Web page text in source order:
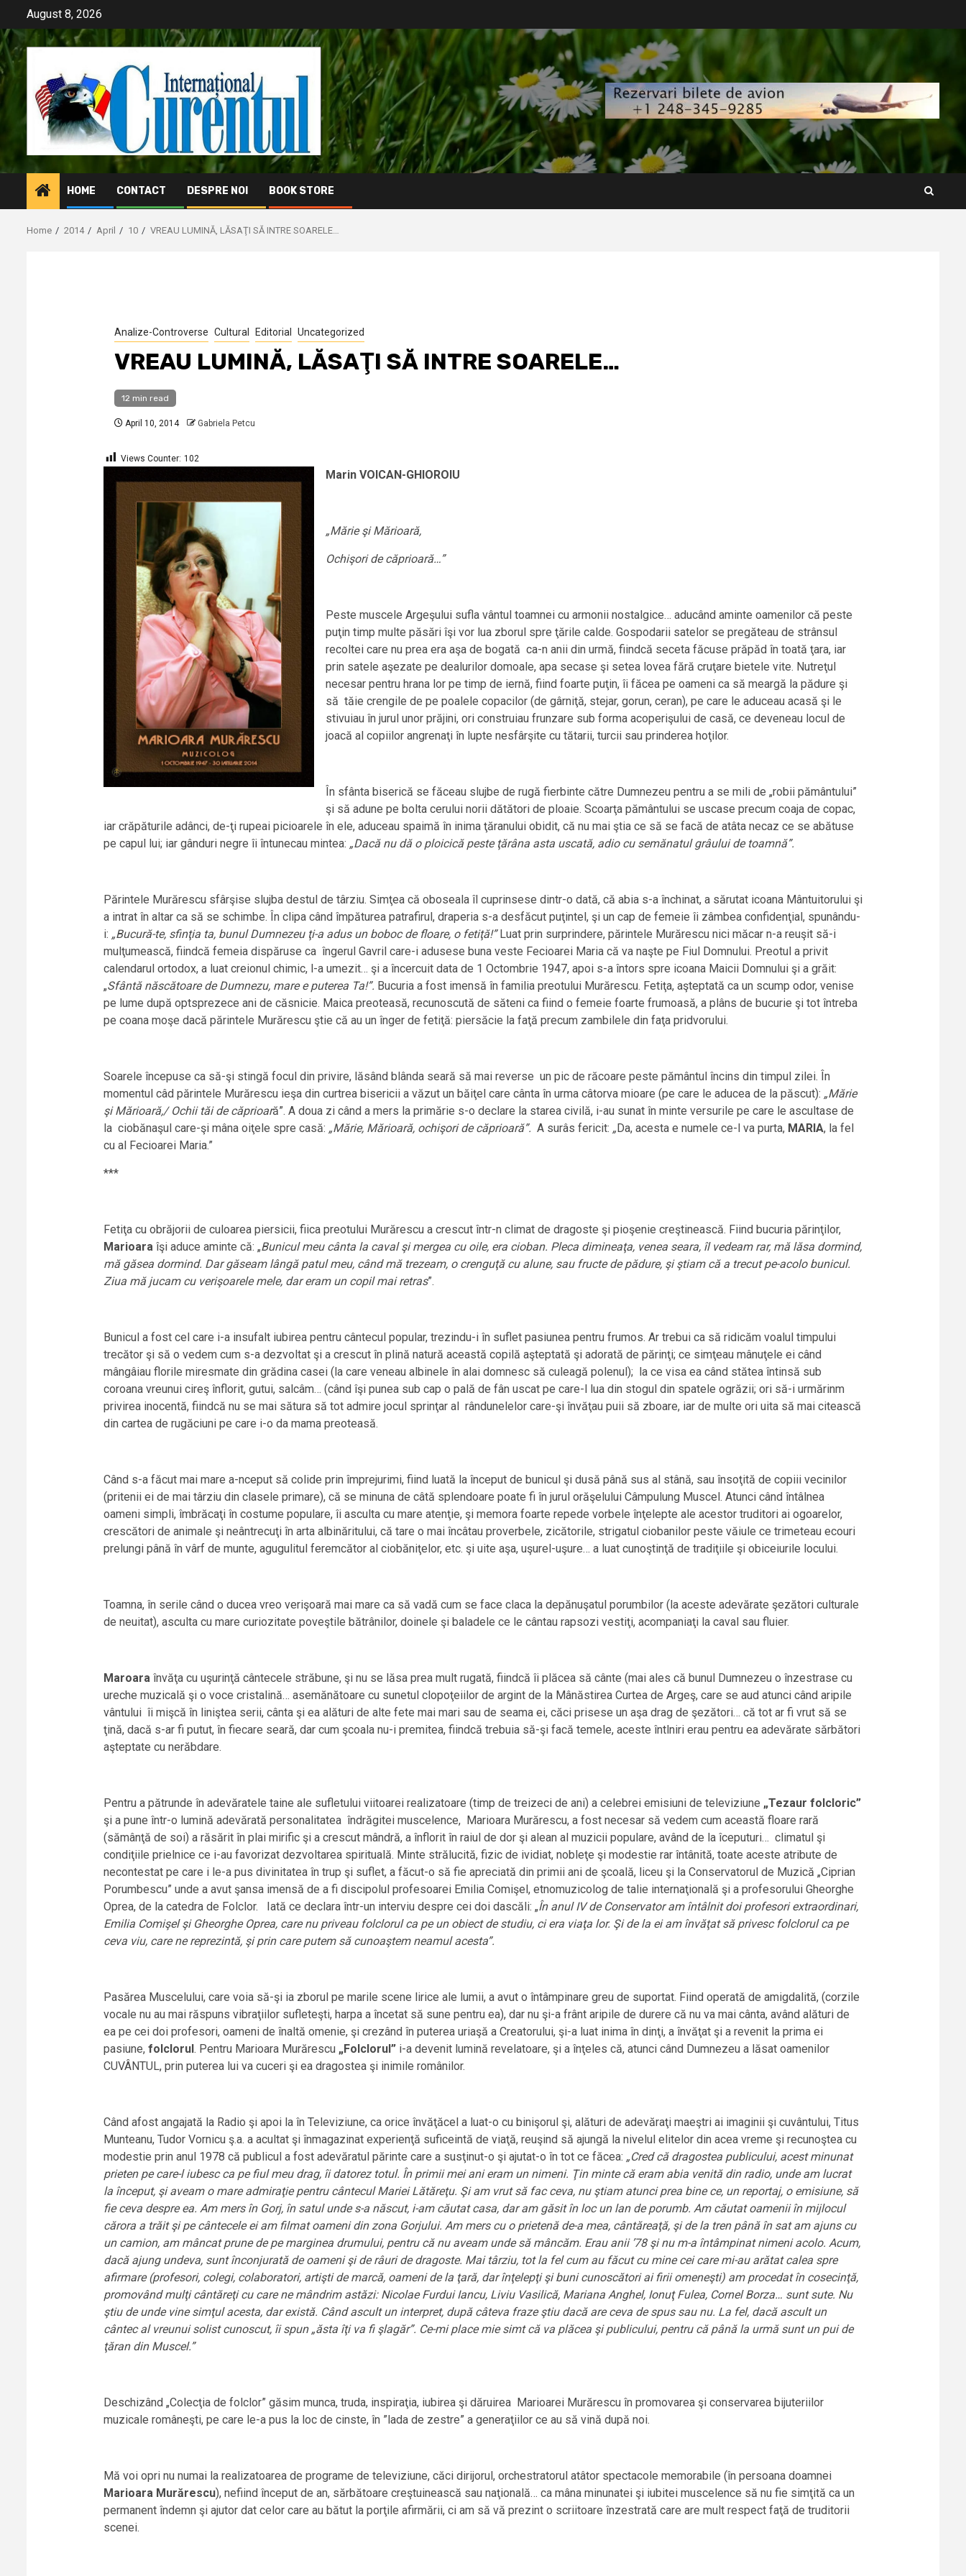
content
August 8, 2026
HOME CONTACT DESPRE NOI BOOK STORE
Home 2014 April 10 VREAU LUMINĂ, LĂSAŢI SĂ INTRE SOARELE…
Analize-Controverse Cultural Editorial Uncategorized
VREAU LUMINĂ, LĂSAŢI SĂ INTRE SOARELE…
12 min read
April 10, 2014 Gabriela Petcu
Views Counter: 102
Marin VOICAN-GHIOROIU
„Mărie şi Mărioară,
Ochişori de căprioară…”
Peste muscele Argeşului sufla vântul toamnei cu armonii nostalgice… aducând aminte oamenilor că peste
puţin timp multe păsări îşi vor lua zborul spre ţările calde. Gospodarii satelor se pregăteau de strânsul
recoltei care nu prea era aşa de bogată ca-n anii din urmă, fiindcă seceta făcuse prăpăd în toată ţara, iar
prin satele aşezate pe dealurilor domoale, apa secase şi setea lovea fără cruţare bietele vite. Nutreţul
necesar pentru hrana lor pe timp de iernă, fiind foarte puţin, îi făcea pe oameni ca să meargă la pădure şi
să tăie crengile de pe poalele copacilor (de gârniţă, stejar, gorun, ceran), pe care le aduceau acasă şi le
stivuiau în jurul unor prăjini, ori construiau frunzare sub forma acoperişului de casă, ce deveneau locul de
joacă al copiilor angrenaţi în lupte nesfârşite cu tătarii, turcii sau prinderea hoţilor.
În sfânta biserică se făceau slujbe de rugă fierbinte către Dumnezeu pentru a se mili de „robii pământului”
şi să adune pe bolta cerului norii dătători de ploaie. Scoarţa pământului se uscase precum coaja de copac,
iar crăpăturile adânci, de-ţi rupeai picioarele în ele, aduceau spaimă în inima ţăranului obidit, că nu mai ştia ce să se facă de atâta necaz ce se abătuse
pe capul lui; iar gânduri negre îi întunecau mintea: „Dacă nu dă o ploicică peste ţărâna asta uscată, adio cu semănatul grâului de toamnă”.
Părintele Murărescu sfârşise slujba destul de târziu. Simţea că oboseala îl cuprinsese dintr-o dată, că abia s-a închinat, a sărutat icoana Mântuitorului şi
a intrat în altar ca să se schimbe. În clipa când împăturea patrafirul, draperia s-a desfăcut puţintel, şi un cap de femeie îi zâmbea confidenţial, spunându-
i: „Bucură-te, sfinţia ta, bunul Dumnezeu ţi-a adus un boboc de floare, o fetiţă!” Luat prin surprindere, părintele Murărescu nici măcar n-a reuşit să-i
mulţumească, fiindcă femeia dispăruse ca îngerul Gavril care-i adusese buna veste Fecioarei Maria că va naşte pe Fiul Domnului. Preotul a privit
calendarul ortodox, a luat creionul chimic, l-a umezit… şi a încercuit data de 1 Octombrie 1947, apoi s-a întors spre icoana Maicii Domnului şi a grăit:
„Sfântă născătoare de Dumnezu, mare e puterea Ta!”. Bucuria a fost imensă în familia preotului Murărescu. Fetiţa, aşteptată ca un scump odor, venise
pe lume după optsprezece ani de căsnicie. Maica preoteasă, recunoscută de săteni ca fiind o femeie foarte frumoasă, a plâns de bucurie şi tot întreba
pe coana moşe dacă părintele Murărescu ştie că au un înger de fetiţă: piersăcie la faţă precum zambilele din faţa pridvorului.
Soarele începuse ca să-şi stingă focul din privire, lăsând blânda seară să mai reverse un pic de răcoare peste pământul încins din timpul zilei. În
momentul câd părintele Murărescu ieşa din curtrea bisericii a văzut un băiţel care cânta în urma câtorva mioare (pe care le aducea de la păscut): „Mărie
şi Mărioară,/ Ochii tăi de căprioară”. A doua zi când a mers la primărie s-o declare la starea civilă, i-au sunat în minte versurile pe care le ascultase de
la ciobănaşul care-şi mâna oiţele spre casă: „Mărie, Mărioară, ochişori de căprioară”. A surâs fericit: „Da, acesta e numele ce-l va purta, MARIA, la fel
cu al Fecioarei Maria.”
***
Fetiţa cu obrăjorii de culoarea piersicii, fiica preotului Murărescu a crescut într-n climat de dragoste şi pioşenie creştinească. Fiind bucuria părinţilor,
Marioaraîşi aduce aminte că: „Bunicul meu cânta la caval şi mergea cu oile, era cioban. Pleca dimineaţa, venea seara, îl vedeam rar, mă lăsa dormind,
mă găsea dormind. Dar găseam lângă patul meu, când mă trezeam, o crenguţă cu alune, sau fructe de pădure, şi ştiam că a trecut pe-acolo bunicul.
Ziua mă jucam cu verişoarele mele, dar eram un copil mai retras”.
Bunicul a fost cel care i-a insufalt iubirea pentru cântecul popular, trezindu-i în suflet pasiunea pentru frumos. Ar trebui ca să ridicăm voalul timpului
trecător şi să o vedem cum s-a dezvoltat şi a crescut în plină natură această copilă aşteptată şi adorată de părinţi; ce simţeau mânuţele ei când
mângâiau florile miresmate din grădina casei (la care veneau albinele în alai domnesc să culeagă polenul); la ce visa ea când stătea întinsă sub
coroana vreunui cireş înflorit, gutui, salcâm… (când îşi punea sub cap o pală de fân uscat pe care-l lua din stogul din spatele ogrăzii; ori să-i urmărinm
privirea inocentă, fiindcă nu se mai sătura să tot admire jocul sprinţar al rândunelelor care-şi învăţau puii să zboare, iar de multe ori uita să mai citească
din cartea de rugăciuni pe care i-o da mama preoteasă.
Când s-a făcut mai mare a-nceput să colide prin împrejurimi, fiind luată la început de bunicul şi dusă până sus al stână, sau însoţită de copiii vecinilor
(pritenii ei de mai târziu din clasele primare), că se minuna de câtă splendoare poate fi în jurul orăşelului Câmpulung Muscel. Atunci când întâlnea
oameni simpli, îmbrăcaţi în costume populare, îi asculta cu mare atenţie, şi memora foarte repede vorbele înţelepte ale acestor truditori ai ogoarelor,
crescători de animale şi neântrecuţi în arta albinăritului, că tare o mai încâtau proverbele, zicătorile, strigatul ciobanilor peste văiule ce trimeteau ecouri
prelungi până în vârf de munte, agugulitul feremcător al ciobăniţelor, etc. şi uite aşa, uşurel-uşure… a luat cunoştinţă de tradiţiile şi obiceiurile locului.
Toamna, în serile când o ducea vreo verişoară mai mare ca să vadă cum se face claca la depănuşatul porumbilor (la aceste adevărate şezători culturale
de neuitat), asculta cu mare curiozitate poveştile bătrânilor, doinele şi baladele ce le cântau rapsozi vestiţi, acompaniaţi la caval sau fluier.
Maroaraînvăţa cu uşurinţă cântecele străbune, şi nu se lăsa prea mult rugată, fiindcă îi plăcea să cânte (mai ales că bunul Dumnezeu o înzestrase cu
ureche muzicală şi o voce cristalină… asemănătoare cu sunetul clopoţeiilor de argint de la Mânăstirea Curtea de Argeş, care se aud atunci când aripile
vântului îi mişcă în liniştea serii, cânta şi ea alături de alte fete mai mari sau de seama ei, căci prisese un aşa drag de şezători… că tot ar fi vrut să se
ţină, dacă s-ar fi putut, în fiecare seară, dar cum şcoala nu-i premitea, fiindcă trebuia să-şi facă temele, aceste întlniri erau pentru ea adevărate sărbători
aşteptate cu nerăbdare.
Pentru a pătrunde în adevăratele taine ale sufletului viitoarei realizatoare (timp de treizeci de ani) a celebrei emisiuni de televiziune „Tezaur folcloric”
şi a pune într-o lumină adevărată personalitatea îndrăgitei muscelence, Marioara Murărescu, a fost necesar să vedem cum această floare rară
(sămânţă de soi) a răsărit în plai mirific şi a crescut mândră, a înflorit în raiul de dor şi alean al muzicii populare, având de la îceputuri… climatul şi
condiţiile prielnice ce i-au favorizat dezvoltarea spirituală. Minte strălucită, fizic de ividiat, nobleţe şi modestie rar întânită, toate aceste atribute de
necontestat pe care i le-a pus divinitatea în trup şi suflet, a făcut-o să fie apreciată din primii ani de şcoală, liceu şi la Conservatorul de Muzică „Ciprian
Porumbescu” unde a avut şansa imensă de a fi discipolul profesoarei Emilia Comişel, etnomuzicolog de talie internaţională şi a profesorului Gheorghe
Oprea, de la catedra de Folclor. Iată ce declara într-un interviu despre cei doi dascăli: „În anul IV de Conservator am întâlnit doi profesori extraordinari,
Emilia Comişel şi Gheorghe Oprea, care nu priveau folclorul ca pe un obiect de studiu, ci era viaţa lor. Şi de la ei am învăţat să privesc folclorul ca pe
ceva viu, care ne reprezintă, şi prin care putem să cunoaştem neamul acesta”.
Pasărea Muscelului, care voia să-şi ia zborul pe marile scene lirice ale lumii, a avut o întâmpinare greu de suportat. Fiind operată de amigdalită, (corzile
vocale nu au mai răspuns vibraţiilor sufleteşti, harpa a încetat să sune pentru ea), dar nu şi-a frânt aripile de durere că nu va mai cânta, având alături de
ea pe cei doi profesori, oameni de înaltă omenie, şi crezând în puterea uriaşă a Creatorului, şi-a luat inima în dinţi, a învăţat şi a revenit la prima ei
pasiune, folclorul . Pentru Marioara Murărescu „Folclorul”i-a devenit lumină revelatoare, şi a înţeles că, atunci când Dumnezeu a lăsat oamenilor
CUVÂNTUL, prin puterea lui va cuceri şi ea dragostea şi inimile românilor.
Când afost angajată la Radio şi apoi la în Televiziune, ca orice învăţăcel a luat-o cu binişorul şi, alături de adevăraţi maeştri ai imaginii şi cuvântului, Titus
Munteanu, Tudor Vornicu ş.a. a acultat şi înmagazinat experienţă suficeintă de viaţă, reuşind să ajungă la nivelul elitelor din acea vreme şi recunoştea cu
modestie prin anul 1978 că publicul a fost adevăratul părinte care a susţinut-o şi ajutat-o în tot ce făcea: „Cred că dragostea publicului, acest minunat
prieten pe care-l iubesc ca pe fiul meu drag, îi datorez totul. În primii mei ani eram un nimeni. Ţin minte că eram abia venită din radio, unde am lucrat
la început, şi aveam o mare admiraţie pentru cântecul Mariei Lătăreţu. Şi am vrut să fac ceva, nu ştiam atunci prea bine ce, un reportaj, o emisiune, să
fie ceva despre ea. Am mers în Gorj, în satul unde s-a născut, i-am căutat casa, dar am găsit în loc un lan de porumb. Am căutat oamenii în mijlocul
cărora a trăit şi pe cântecele ei am filmat oameni din zona Gorjului. Am mers cu o prietenă de-a mea, cântăreaţă, şi de la tren până în sat am ajuns cu
un camion, am mâncat prune de pe marginea drumului, pentru că nu aveam unde să mâncăm. Erau anii ’78 şi nu m-a întâmpinat nimeni acolo. Acum,
dacă ajung undeva, sunt înconjurată de oameni şi de râuri de dragoste. Mai târziu, tot la fel cum au făcut cu mine cei care mi-au arătat calea spre
afirmare (profesori, colegi, colaboratori, artişti de marcă, oameni de la ţară, dar înţelepţi şi buni cunoscători ai firii omeneşti) am procedat în cosecinţă,
promovând mulţi cântăreţi cu care ne mândrim astăzi: Nicolae Furdui Iancu, Liviu Vasilică, Mariana Anghel, Ionuţ Fulea, Cornel Borza… sunt sute. Nu
ştiu de unde vine simţul acesta, dar există. Când ascult un interpret, după câteva fraze ştiu dacă are ceva de spus sau nu. La fel, dacă ascult un
cântec al vreunui solist cunoscut, îi spun „ăsta îţi va fi şlagăr”. Ce-mi place mie simt că va plăcea şi publicului, pentru că până la urmă sunt un pui de
ţăran din Muscel.”
Deschizând „Colecţia de folclor” găsim munca, truda, inspiraţia, iubirea şi dăruirea Marioarei Murărescu în promovarea şi conservarea bijuteriilor
muzicale româneşti, pe care le-a pus la loc de cinste, în ”lada de zestre” a generaţiilor ce au să vină după noi.
Mă voi opri nu numai la realizatoarea de programe de televiziune, căci dirijorul, orchestratorul atâtor spectacole memorabile (în persoana doamnei
Marioara Murărescu), nefiind început de an, sărbătoare creştuinească sau naţională… ca mâna minunatei şi iubitei muscelence să nu fie simţită ca un
permanent îndemn şi ajutor dat celor care au bătut la porţile afirmării, ci am să vă prezint o scriitoare înzestrată care are mult respect faţă de truditorii
scenei.